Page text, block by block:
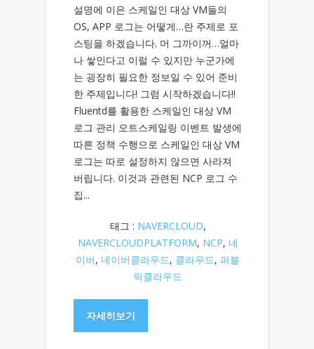
설명에 이은 스케일인 대상 VM들의
OS, APP 로그는 어떻게…란 주제로 포
스팅을 하겠습니다. 머 그까이꺼…얼마
나 쌓인다고 이럴 수 있지만 누군가에
는 굉장히 필요한 정보일 수 있어 준비
한 주제입니다! 그럼 시작하겠습니다!!
Fluentd를 활용한 스케일인 대상 VM
로그 관리 오트스케일링 이벤트 발생에
따른 정책 수행으로 스케일인 대상 VM
로그는 따로 설정하지 않으면 사라져
버립니다. 이것과 관련된 NCP 로그 수
집...
태그 : NAVERCLOUD,
NAVERCLOUDPLATFORM, NCP, 네
이버, 네이버클라우드, 클라우드, 퍼블
릭클라우드
자세히보기